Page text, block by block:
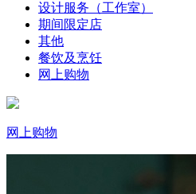
设计服务（工作室）
期间限定店
其他
餐饮及烹饪
网上购物
网上购物